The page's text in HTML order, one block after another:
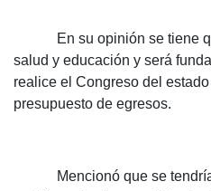
En su opinión se tiene
salud y educación y será
realice el Congreso del
presupuesto de egresos.
Mencionó que se tendría